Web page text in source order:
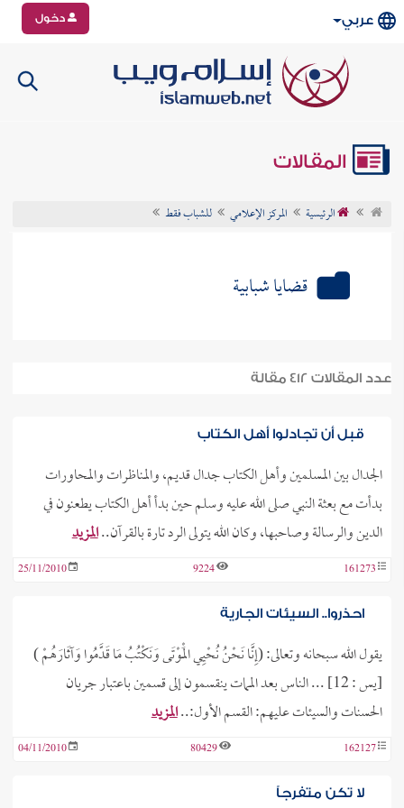
عربي دخول
المقالات
الرئيسية المركز الإعلامي للشباب فقط
قضايا شبابية
عدد المقالات 412 مقالة
قبل أن تجادلوا أهل الكتاب
الجدال بين المسلمين وأهل الكتاب جدال قديم، والمناظرات والمحاورات
بدأت مع بعثة النبي صلى الله عليه وسلم حين بدأ أهل الكتاب يطعنون في
الدين والرسالة وصاحبها، وكان الله يتولى الرد تارة بالقرآن..المزيد
161273
9224
25/11/2010
احذروا.. السيئات الجارية
يقول الله سبحانه وتعالى: (إِنَّا نَحْنُ نُحْيِي الْمَوْتَى وَنَكْتُبُ مَا قَدَّمُوا وَآثَارَهُمْ )
[يس : 12] ... الناس بعد الممات ينقسمون إلى قسمين باعتبار جريان
الحسنات والسيئات عليهم: القسم الأول:..المزيد
162127
80429
04/11/2010
لا تكن متفرجاً